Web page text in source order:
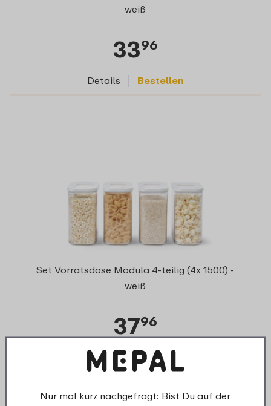
weiß
3396
Details Bestellen
Set Vorratsdose Modula 4-teilig (4x 1500) -
weiß
3796
Details Bestellen
Nur mal kurz nachgefragt: Bist Du auf der